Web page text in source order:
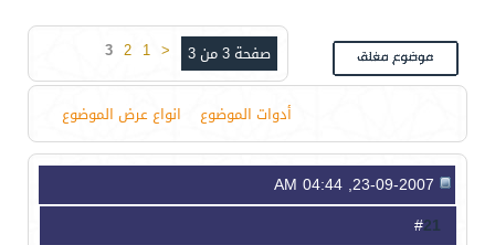
صفحة 3 من 3 <
1
2
3
أدوات الموضوع انواع عرض الموضوع
21